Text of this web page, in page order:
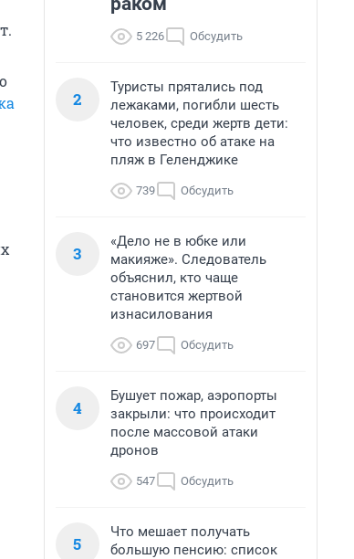
5 226 Обсудить
2
Туристы прятались под
лежаками, погибли шесть
человек, среди жертв дети:
что известно об атаке на
пляж в Геленджике
739 Обсудить
3
«Дело не в юбке или
макияже». Следователь
объяснил, кто чаще
становится жертвой
изнасилования
697 Обсудить
4
Бушует пожар, аэропорты
закрыли: что происходит
после массовой атаки
дронов
547 Обсудить
5
Что мешает получать
большую пенсию: список